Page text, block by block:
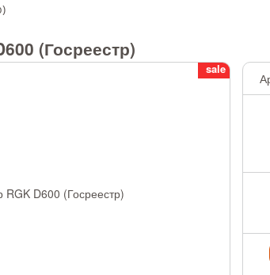
(Госреестр)
sale